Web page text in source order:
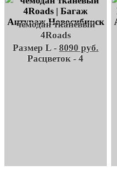
чемодан тканевый
4Roads
Размер L -8090 руб.
Расцветок - 4